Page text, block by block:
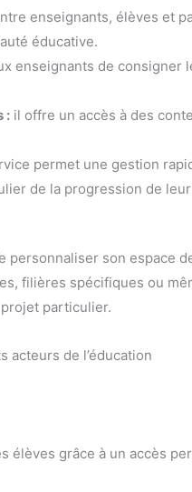
enseignants, élèves et
éducative.
enseignants de consigner
: il offre un accès à des
permet une gestion
de la progression de
personnaliser son espace
filières spécifiques ou
projet particulier.
acteurs de l’éducation
élèves grâce à un accès